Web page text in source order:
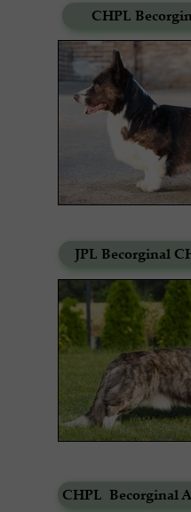
CHPL
JPL Becorginal
CHPL Becorginal